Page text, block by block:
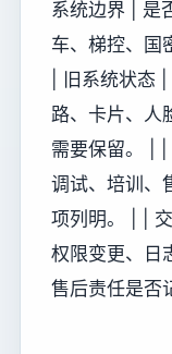
系统边界 | 是
车、梯控、国
| 旧系统状态
路、卡片、人
需要保留。 | |
调试、培训、
项列明。 | |
权限变更、日
售后责任是否